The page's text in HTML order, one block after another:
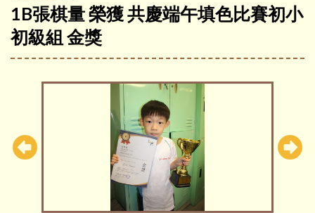
1B張棋量 榮獲 共慶端午填色比賽初小
初級組 金獎